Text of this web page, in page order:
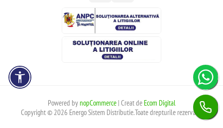
Powered bynopCommerce| Creat de Ecom Digital
Copyright © 2026 Energo Sistem Distributie.Toate drepturile rezervate.